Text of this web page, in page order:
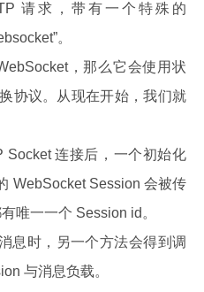
请求，带有一个特殊的
。
，那么它会使用状
协议。从现在开始，我们就
Socket 连接后，一个初始化
WebSocket Session 会被传
唯一一个 Session id。
息时，另一个方法会得到调
与消息负载。